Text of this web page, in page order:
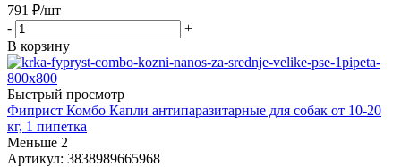
791 ₽/шт
-
+
В корзину
Быстрый просмотр
Фиприст Комбо Капли антипаразитарные для собак от 10-20
кг, 1 пипетка
Меньше 2
Артикул: 3838989665968